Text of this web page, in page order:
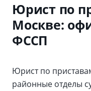
Юрист по
Москве:
ФССП
Юрист по
районные отделы